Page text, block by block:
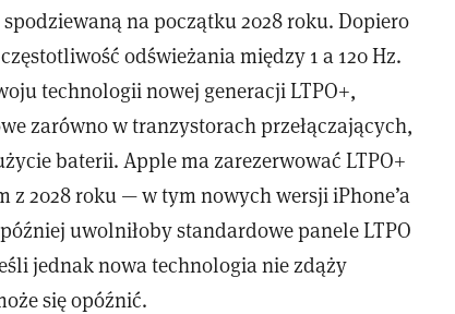
na początku 2028 roku. Dopiero
odświeżania między 1 a 120 Hz.
technologii nowej generacji LTPO+,
zarówno w tranzystorach przełączających,
baterii. Apple ma zarezerwować LTPO+
2028 roku — w tym nowych wersji iPhone’a
uwolniłoby standardowe panele LTPO
jednak nowa technologia nie zdąży
się opóźnić.